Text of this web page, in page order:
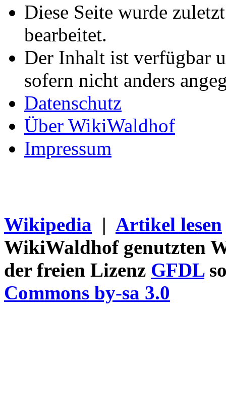
Diese Seite wurde
bearbeitet.
Der Inhalt ist verfügbar
sofern nicht anders
Datenschutz
Über WikiWaldhof
Impressum
Wikipedia | Artikel lesen
WikiWaldhof genutzten
der freien Lizenz GFDL
Commons by-sa 3.0